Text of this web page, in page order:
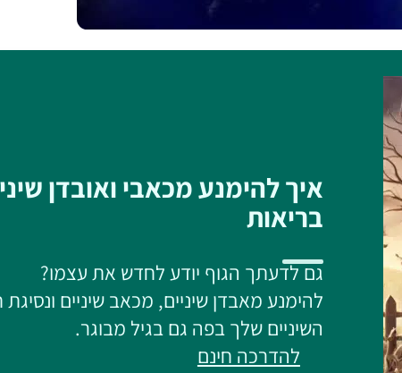
איך להימנע מכאבי ואובדן
בריאות
גם לדעתך הגוף יודע לחדש את עצמו?
להימנע מאבדן שיניים, מכאב שיניים
השיניים שלך בפה גם בגיל מבוגר.
להדרכה חינם